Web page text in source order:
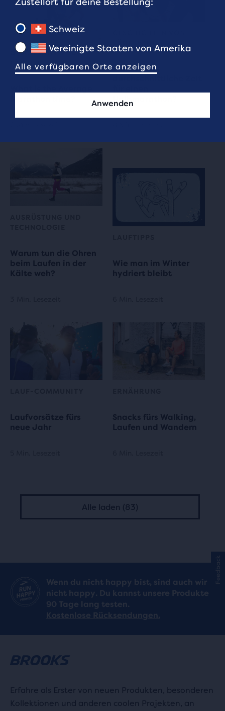
GESCHICHTEN VON
LÄUFER*INNEN
LÄUFER*INNEN
Was ist die
Halbmarathon?
Warum tun die Ohren
beim Laufen in der
Kälte weh?
Wie man im Winter
hydriert bleibt
Laufvorsätze fürs
neue Jahr
Snacks fürs Walking,
Laufen und Wandern
Alle laden (83)
Wenn du nicht happy bist, sind auch wir
nicht happy. Du kannst unsere Produkte
90 Tage lang testen.
Kostenlose Rücksendungen.
Erfahre als Erster von neuen Produkten, besonderen
Kollektionen und anderen coolen Projekten, an
Schweiz
Vereinigte Staaten von Amerika
Alle verfügbaren Orte anzeigen
Anwenden
Feedback